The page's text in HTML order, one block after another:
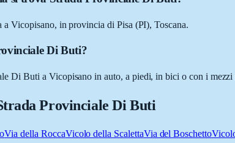
Vicopisano, in provincia di Pisa (PI), Toscana.
Di Buti?
Di Buti a Vicopisano in auto, a piedi, in bici o con i
Provinciale Di Buti
Via della RoccaVicolo della ScalettaVia del Boschetto